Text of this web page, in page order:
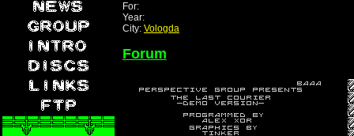
For:
Year:
City: Vologda
Forum